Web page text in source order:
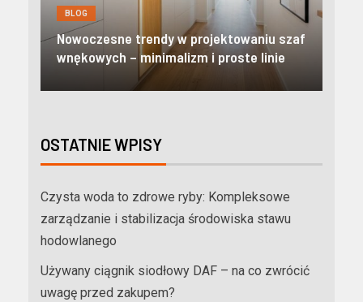
BLOG
Nowoczesne trendy w projektowaniu szaf
wnękowych – minimalizm i proste linie
OSTATNIE WPISY
Czysta woda to zdrowe ryby: Kompleksowe
zarządzanie i stabilizacja środowiska stawu
hodowlanego
Używany ciągnik siodłowy DAF – na co zwrócić
uwagę przed zakupem?